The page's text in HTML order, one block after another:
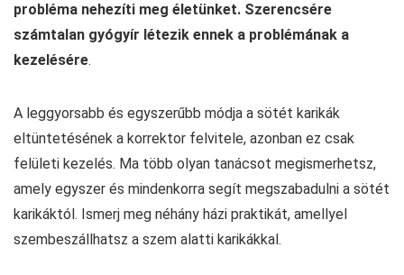
probléma nehezíti meg életünket. Szerencsére
számtalan gyógyír létezik ennek a problémának a
kezelésére.
A leggyorsabb és egyszerűbb módja a sötét karikák
eltüntetésének a korrektor felvitele, azonban ez csak
felületi kezelés. Ma több olyan tanácsot megismerhetsz,
amely egyszer és mindenkorra segít megszabadulni a sötét
karikáktól. Ismerj meg néhány házi praktikát, amellyel
szembeszállhatsz a szem alatti karikákkal.